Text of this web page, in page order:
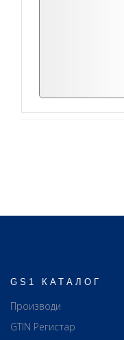
GS1 КАТАЛОГ
Производи
GTIN Регистар